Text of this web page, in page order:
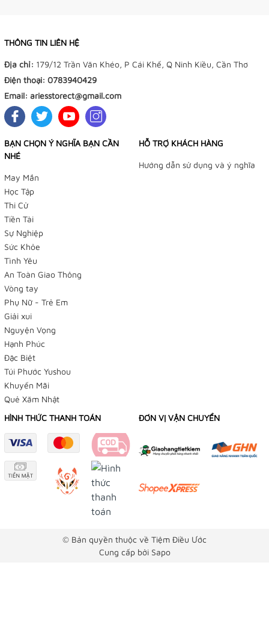
NHẬN ĐẶT HÀNG QUA FACEBOOK TRƯỚC KHI ĐẾN LẤY
Tiệm Điều Ước - Yushou 御守 - Tiệm Phụ Kiện Bạch
Dương
179/12 Trần Văn Khéo, P. Cái Khế, Q Ninh Kiều, TP
Omamori Tiệm Điều Ước
THÔNG TIN LIÊN HỆ
Địa chỉ: 179/12 Trần Văn Khéo, P Cái Khế, Q Ninh Kiều, Cần Thơ
Điện thoại: 0783940429
Email: ariesstorect@gmail.com
BẠN CHỌN Ý NGHĨA BẠN CẦN
NHÉ
May Mắn
Học Tập
Thi Cử
Tiền Tài
Sự Nghiệp
Sức Khỏe
Tình Yêu
An Toàn Giao Thông
Vòng tay
Phụ Nữ - Trẻ Em
Giải xui
Nguyện Vọng
Hạnh Phúc
Đặc Biệt
Túi Phước Yushou
Khuyến Mãi
Quẻ Xăm Nhật
HỖ TRỢ KHÁCH HÀNG
Hướng dẫn sử dụng và ý nghĩa
HÌNH THỨC THANH TOÁN ĐƠN VỊ VẬN CHUYỂN
© Bản quyền thuộc về Tiệm Điều Ước
Cung cấp bởi Sapo